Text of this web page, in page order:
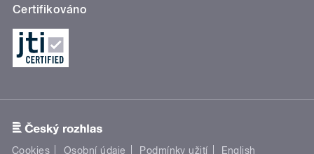
Certifikováno
Cookies Osobní údaje Podmínky užití English